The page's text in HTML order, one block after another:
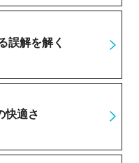
誤解を解く
快適さ